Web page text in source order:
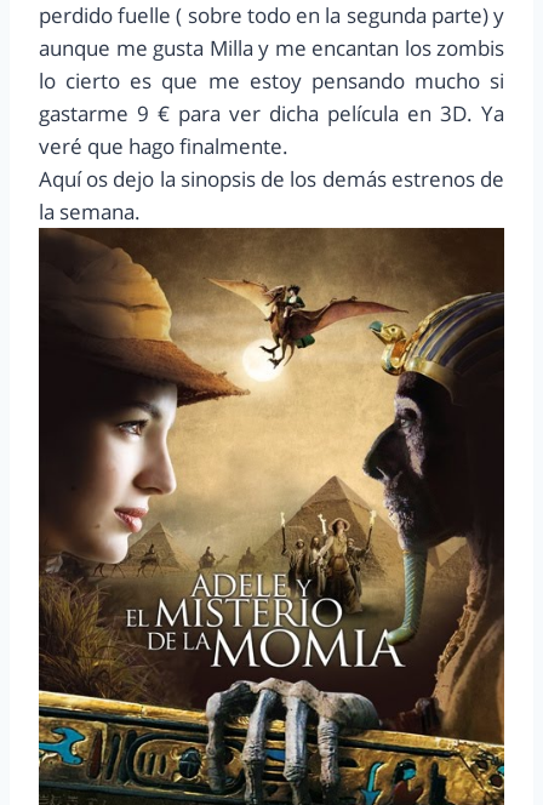
perdido fuelle ( sobre todo en la segunda parte) y
aunque me gusta Milla y me encantan los zombis
lo cierto es que me estoy pensando mucho si
gastarme 9 € para ver dicha película en 3D. Ya
veré que hago finalmente.
Aquí os dejo la sinopsis de los demás estrenos de
la semana.